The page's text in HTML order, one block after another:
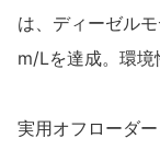
は、ディーゼル
m/Lを達成。環境
実用オフローダ